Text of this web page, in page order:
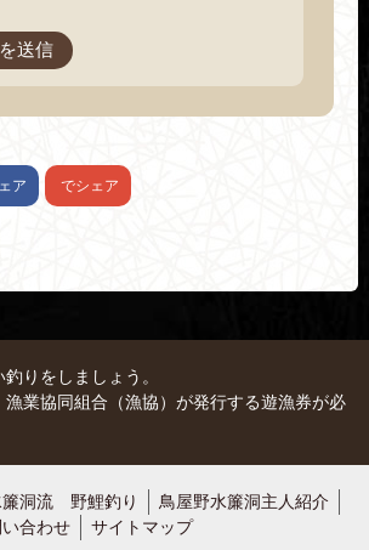
ア でシェア
りをしましょう。
業協同組合（漁協）が発行する遊漁券が必
簾洞流 野鯉釣り
鳥屋野水簾洞主人紹介
合わせ サイトマップ